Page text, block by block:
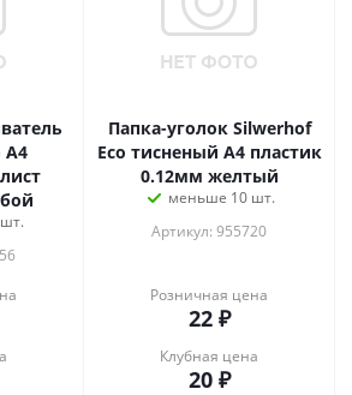
A4
Папка-уголок Silwerhof
Eco тисненый A4 пластик
0.12мм желтый
меньше 10 шт.
Артикул: 955720
Розничная цена
22₽
Клубная цена
20₽